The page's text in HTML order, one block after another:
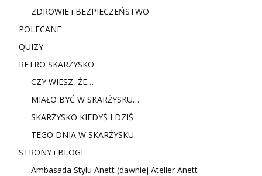
ZDROWIE i BEZPIECZEŃSTWO
POLECANE
QUIZY
RETRO SKARŻYSKO
CZY WIESZ, ŻE…
MIAŁO BYĆ W SKARŻYSKU…
SKARŻYSKO KIEDYŚ I DZIŚ
TEGO DNIA W SKARŻYSKU
STRONY i BLOGI
Ambasada Stylu Anett (dawniej Atelier Anett